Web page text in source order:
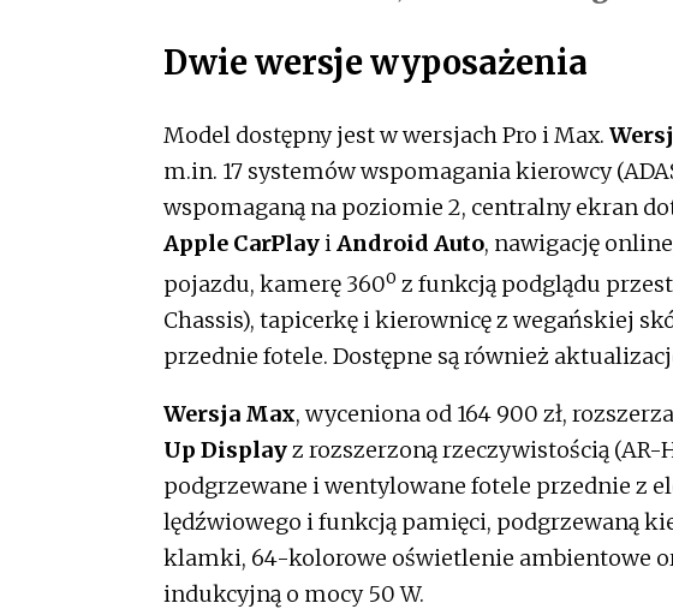
Dwie wersje wyposażenia
Model dostępny jest w wersjach Pro i Max.
m.in. 17 systemów wspomagania kierowcy
wspomaganą na poziomie 2, centralny ekran
Apple CarPlay i Android Auto, nawigację
pojazdu, kamerę 360o z funkcją podglądu
Chassis), tapicerkę i kierownicę z wegańskiej
przednie fotele. Dostępne są również
Wersja Max, wyceniona od 164 900 zł,
Up Displayz rozszerzoną rzeczywistością (AR-
podgrzewane i wentylowane fotele przednie z
lędźwiowego i funkcją pamięci, podgrzewaną
klamki, 64-kolorowe oświetlenie ambientowe
indukcyjną o mocy 50 W.